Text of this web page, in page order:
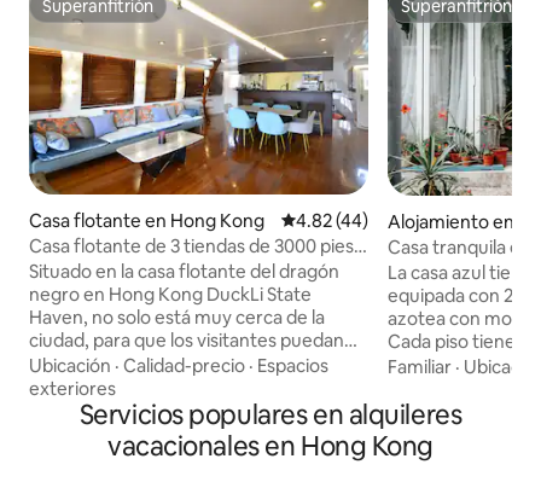
Superanfitrión
Superanfitrión
Casa flotante en Hong Kong Calificación promedio: 4.82 de
4.82 (44)
Casa flotante de 3 tiendas de 3000 pies
cuadrados - Dragón negro
Situado en la casa flotante del dragón
negro en Hong Kong DuckLi State
Haven, no solo está muy cerca de la
ciudad, para que los visitantes puedan
navegar fácilmente entre la bulliciosa
ciudad y el tranquilo puerto marítimo,
sino también cerca del famoso parque
marino, el metro puede llegar y utilizar
las características del puerto pesquero
Ubicación · Calidad-precio · Espacios
exteriores
Superanfitrión
Superanfitrión
Alojamiento en
Casa tranquila en
La casa azul
equipada con 2,5
azotea con
Cada piso tiene
para dos adultos
baile y áreas de estar. A solo 5
pie de la playa de
huéspedes
Familiar ·
Servicios populares en alquileres
vacacionales en Hong Kong